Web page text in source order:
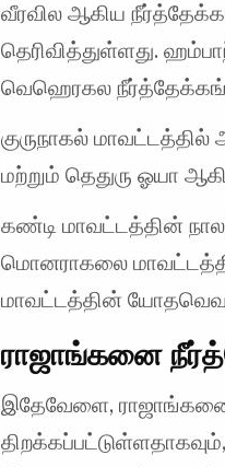
வீரவில ஆகிய
தெரிவித்துள்ளது.
வெஹெரகல
குருநாகல்
மற்றும் தெதுரு ஓயா
கண்டி மாவட்டத்தின்
மொனராகலை
மாவட்டத்தின்
ராஜாங்கனை
இதேவேளை,